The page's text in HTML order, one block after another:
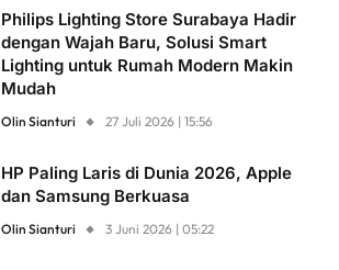
Philips Lighting Store Surabaya Hadir
dengan Wajah Baru, Solusi Smart
Lighting untuk Rumah Modern Makin
Mudah
Olin Sianturi 27 Juli 2026 | 15:56
HP Paling Laris di Dunia 2026, Apple
dan Samsung Berkuasa
Olin Sianturi 3 Juni 2026 | 05:22